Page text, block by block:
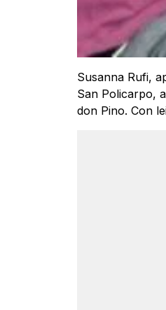
Susanna Rufi,
San Policarpo,
don Pino. Con